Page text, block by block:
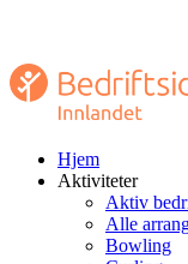
Hjem
Aktiviteter
Aktiv
Alle
Bowling